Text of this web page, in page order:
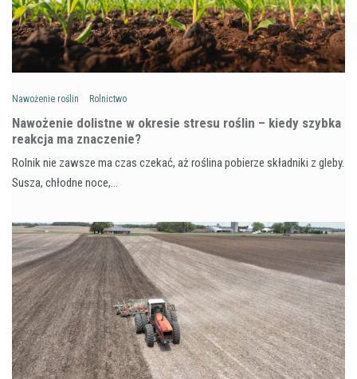
Nawożenie roślin Rolnictwo
Nawożenie dolistne w okresie stresu roślin – kiedy szybka
reakcja ma znaczenie?
Rolnik nie zawsze ma czas czekać, aż roślina pobierze składniki z gleby.
Susza, chłodne noce,…